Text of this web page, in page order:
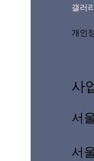
갤러리
개인
사
서
서